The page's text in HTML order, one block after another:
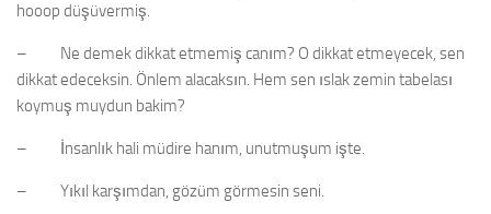
hooop düşüvermiş.
– Ne demek dikkat etmemiş canım? O dikkat etmeyecek, sen
dikkat edeceksin. Önlem alacaksın. Hem sen ıslak zemin tabelası
koymuş muydun bakim?
– İnsanlık hali müdire hanım, unutmuşum işte.
– Yıkıl karşımdan, gözüm görmesin seni.